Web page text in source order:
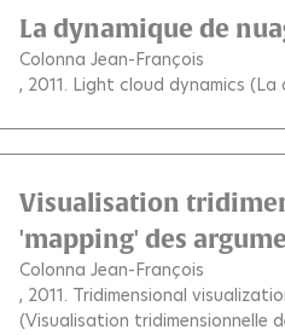
La dynamique de
Colonna Jean-François
, 2011. Light cloud dynamics (La
Visualisation
'mapping' des
Colonna Jean-François
, 2011. Tridimensional
(Visualisation tridimensionnelle